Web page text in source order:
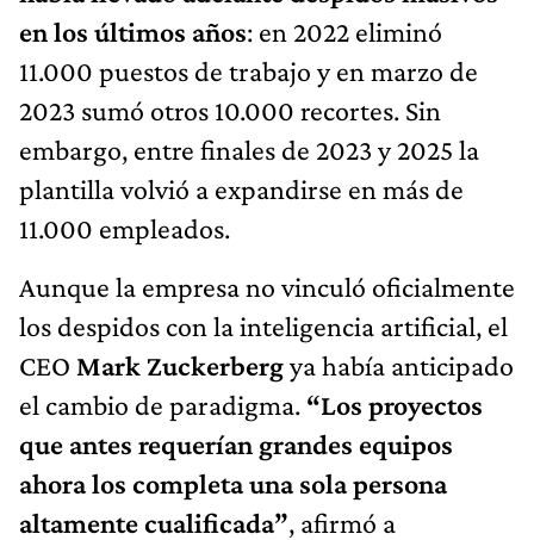
en los últimos años: en 2022 eliminó
11.000 puestos de trabajo y en marzo de
2023 sumó otros 10.000 recortes. Sin
embargo, entre finales de 2023 y 2025 la
plantilla volvió a expandirse en más de
11.000 empleados.
Aunque la empresa no vinculó oficialmente
los despidos con la inteligencia artificial, el
CEO Mark Zuckerbergya había anticipado
el cambio de paradigma. “Los proyectos
que antes requerían grandes equipos
ahora los completa una sola persona
altamente cualificada”, afirmó a